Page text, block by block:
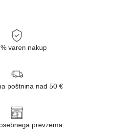
varen nakup
poštnina nad 50 €
prevzema